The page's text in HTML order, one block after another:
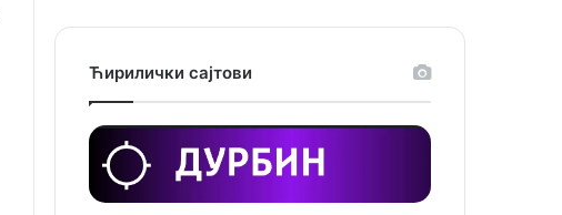
Ћирилички сајтови